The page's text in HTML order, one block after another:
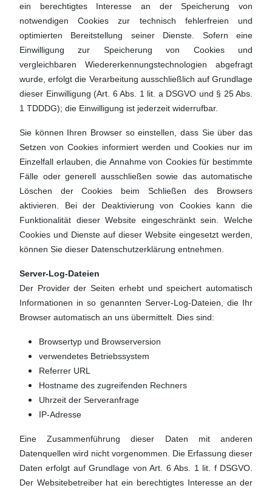
ein berechtigtes Interesse an der Speicherung von
notwendigen Cookies zur technisch fehlerfreien und
optimierten Bereitstellung seiner Dienste. Sofern eine
Einwilligung zur Speicherung von Cookies und
vergleichbaren Wiedererkennungstechnologien abgefragt
wurde, erfolgt die Verarbeitung ausschließlich auf Grundlage
dieser Einwilligung (Art. 6 Abs. 1 lit. a DSGVO und § 25 Abs.
1 TDDDG); die Einwilligung ist jederzeit widerrufbar.
Sie können Ihren Browser so einstellen, dass Sie über das
Setzen von Cookies informiert werden und Cookies nur im
Einzelfall erlauben, die Annahme von Cookies für bestimmte
Fälle oder generell ausschließen sowie das automatische
Löschen der Cookies beim Schließen des Browsers
aktivieren. Bei der Deaktivierung von Cookies kann die
Funktionalität dieser Website eingeschränkt sein. Welche
Cookies und Dienste auf dieser Website eingesetzt werden,
können Sie dieser Datenschutzerklärung entnehmen.
Server-Log-Dateien
Der Provider der Seiten erhebt und speichert automatisch
Informationen in so genannten Server-Log-Dateien, die Ihr
Browser automatisch an uns übermittelt. Dies sind:
Browsertyp und Browserversion
verwendetes Betriebssystem
Referrer URL
Hostname des zugreifenden Rechners
Uhrzeit der Serveranfrage
IP-Adresse
Eine Zusammenführung dieser Daten mit anderen
Datenquellen wird nicht vorgenommen. Die Erfassung dieser
Daten erfolgt auf Grundlage von Art. 6 Abs. 1 lit. f DSGVO.
Der Websitebetreiber hat ein berechtigtes Interesse an der